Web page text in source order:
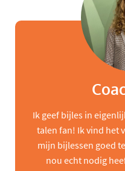
Ik geef bijles in
talen fan! Ik vind het
mijn bijlessen goed
nou echt nodig